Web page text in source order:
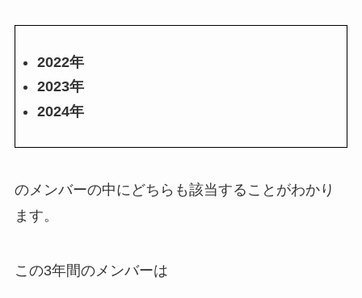
2022年
2023年
2024年
のメンバーの中にどちらも該当することがわかり
ます。
この3年間のメンバーは